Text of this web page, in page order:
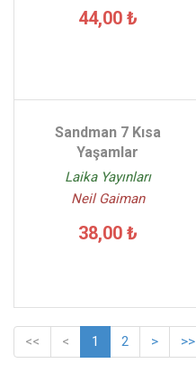
44,00 ₺
Sandman 7 Kısa
Yaşamlar
Laika Yayınları
Neil Gaiman
38,00 ₺
<< < 1 2 > >>